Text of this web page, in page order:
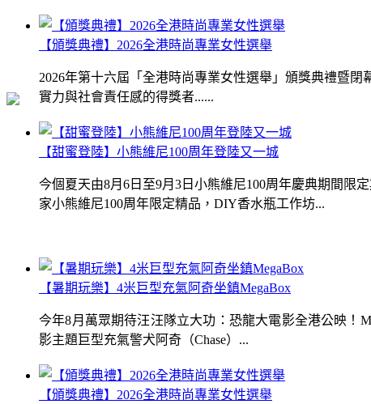
【頒獎典禮】2026全港時尚專業女性選舉
2026年第十六屆「全港時尚專業女性選舉」頒獎典禮暨
實力與社會責任感的得獎者......
【暑期玩樂】4米巨型充氣阿奇坐鎮MegaBox
今年8月萬眾期待汪汪隊立大功：恐龍大電影全港公映！
影主題巨型充氣警犬阿奇（Chase）...
【甜蜜登陸】小熊維尼100周年登陸又一城
今個夏天由8月6日至9月3日小熊維尼100周年慶典期間限
家小熊維尼100周年限定精品，DIY香水瓶工作坊...
【頒獎典禮】2026全港時尚專業女性選舉